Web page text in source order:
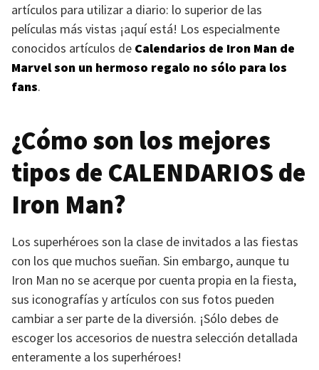
artículos para utilizar a diario: lo superior de las
películas más vistas ¡aquí está! Los especialmente
conocidos artículos de Calendarios de Iron Man de
Marvel son un hermoso regalo no sólo para los
fans.
¿Cómo son los mejores
tipos de CALENDARIOS de
Iron Man?
Los superhéroes son la clase de invitados a las fiestas
con los que muchos sueñan. Sin embargo, aunque tu
Iron Man no se acerque por cuenta propia en la fiesta,
sus iconografías y artículos con sus fotos pueden
cambiar a ser parte de la diversión. ¡Sólo debes de
escoger los accesorios de nuestra selección detallada
enteramente a los superhéroes!